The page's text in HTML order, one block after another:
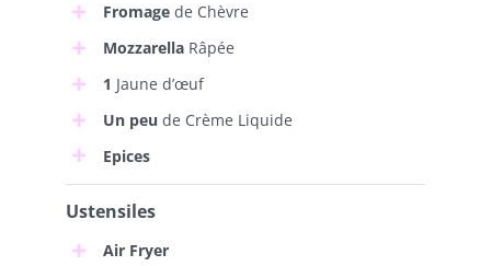
Fromagede Chèvre
MozzarellaRâpée
1 Jaune d’œuf
Un peu de Crème Liquide
Epices
Ustensiles
Air Fryer